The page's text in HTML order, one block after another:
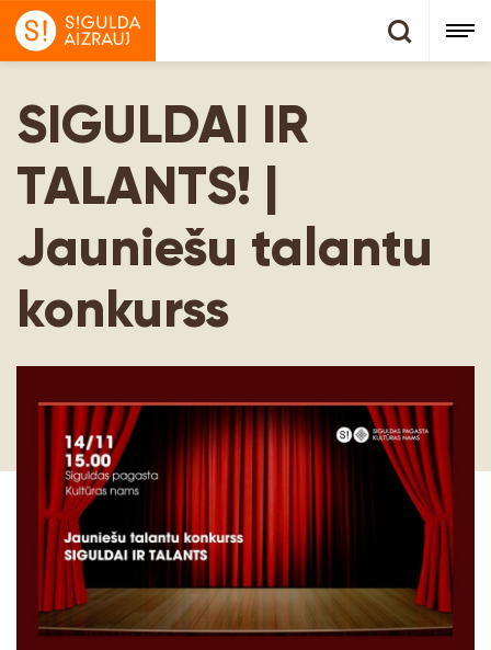
SIGULDAI IR
TALANTS! |
Jauniešu talantu
konkurss